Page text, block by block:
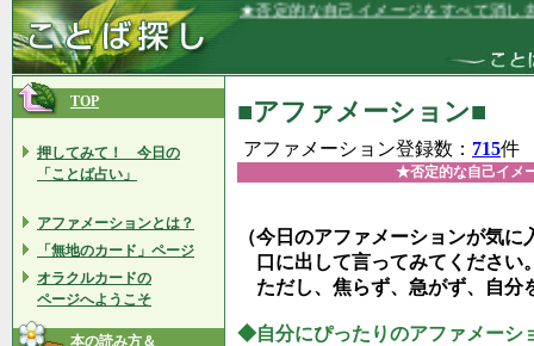
★否定的な自己イメージをすべて消し去
TOP
押してみて！ 今日の
「ことば占い」
アファメーションとは？
「無地のカード」ページ
オラクルカードの
ページへようこそ
本の読み方＆
■アファメーション■
アファメーション登録数： 715件
★否定的な自己イメ
（今日のアファメーションが気
口に出して言ってみてください
ただし、焦らず、急がず、自分
◆自分にぴったりのアファメーシ